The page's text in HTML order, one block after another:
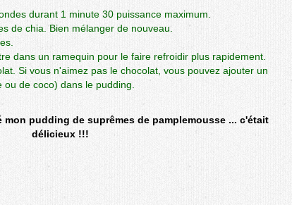
durant 1 minute 30 puissance maximum.
de chia. Bien mélanger de nouveau.
dans un ramequin pour le faire refroidir plus rapidement.
Si vous n'aimez pas le chocolat, vous pouvez ajouter un
de coco) dans le pudding.
pudding de suprêmes de pamplemousse ... c'était
délicieux !!!